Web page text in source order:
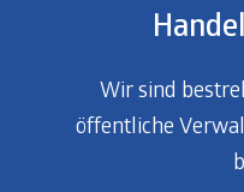
Wir sind
öffentlichezur